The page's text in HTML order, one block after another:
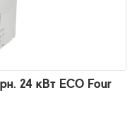
24 кВт ECO Four